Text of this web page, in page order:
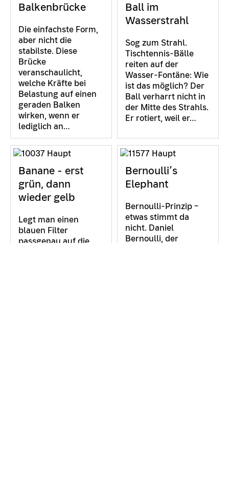
Balkenbrücke
Die einfachste Form,
aber nicht die
stabilste. Diese
Brücke
veranschaulicht,
welche Kräfte bei
Belastung auf einen
geraden Balken
wirken, wenn er
lediglich an…
Ball im
Wasserstrahl
Sog zum Strahl.
Tischtennis-Bälle
reiten auf der
Wasser-Fontäne: Wie
ist das möglich? Der
Ball verharrt nicht in
der Mitte des Strahls.
Er rotiert, weil er…
Banane - erst
grün, dann
wieder gelb
Legt man einen
blauen Filter
passgenau auf die
Bernoulli’s
Elephant
Bernoulli-Prinzip –
etwas stimmt da
nicht. Daniel
Bernoulli, der